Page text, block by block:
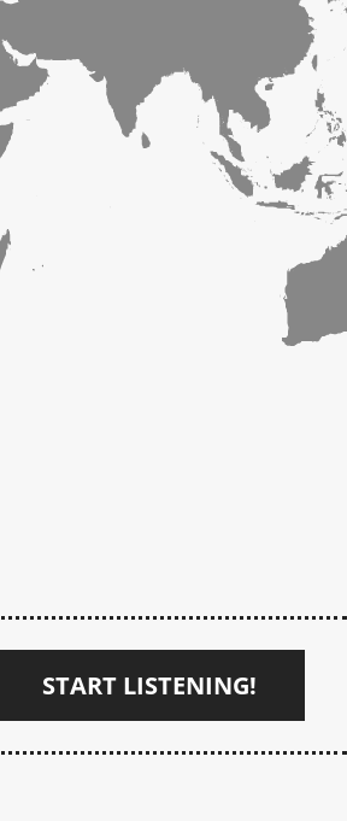
START LISTENING!